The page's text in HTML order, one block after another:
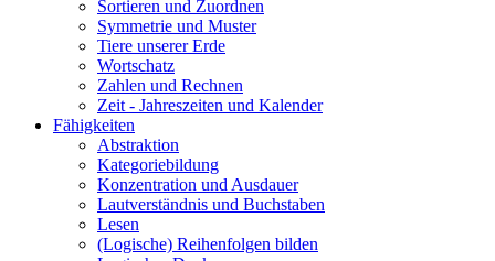
Sortieren und Zuordnen
Symmetrie und Muster
Tiere unserer Erde
Wortschatz
Zahlen und Rechnen
Zeit - Jahreszeiten und Kalender
Fähigkeiten
Abstraktion
Kategoriebildung
Konzentration und Ausdauer
Lautverständnis und Buchstaben
Lesen
(Logische) Reihenfolgen bilden